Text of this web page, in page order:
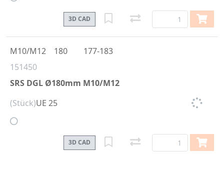
3D CAD
151450
SRS DGL Ø180mm M10/M12
M10/M12 180 177-183
(Stück)UE 25
3D CAD